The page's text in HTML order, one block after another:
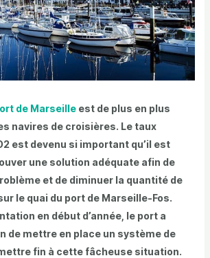
de Marseilleest de plus en plus
navires de croisières. Le taux
est devenu si important qu’il est
une solution adéquate afin de
et de diminuer la quantité de
le quai du port de Marseille-Fos.
en début d’année, le port a
de mettre en place un système de
fin à cette fâcheuse situation.